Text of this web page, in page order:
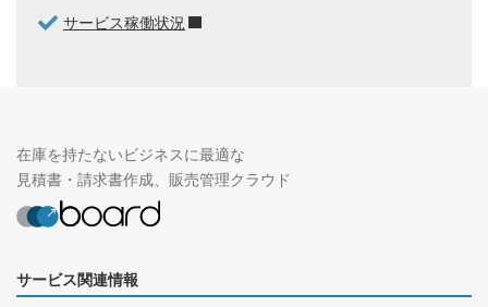
サービス稼働状況
在庫を持たないビジネスに最適な
見積書・請求書作成、販売管理クラウド
サービス関連情報